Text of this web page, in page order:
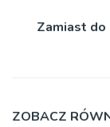
Zamiast do
ZOBACZ